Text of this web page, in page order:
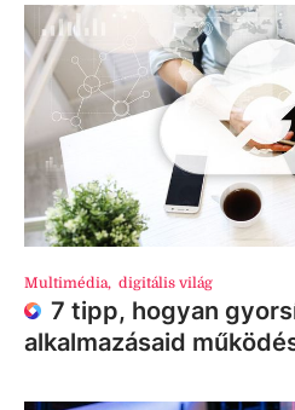
Multimédia, digitális világ
7 tipp, hogyan
alkalmazásaid